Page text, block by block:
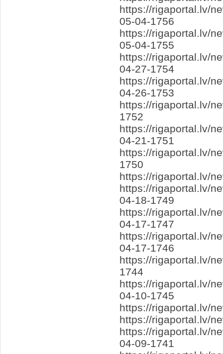
https://rigaportal.lv/
05-04-1756
https://rigaportal.lv/
05-04-1755
https://rigaportal.lv/
04-27-1754
https://rigaportal.lv/
04-26-1753
https://rigaportal.lv/
1752
https://rigaportal.lv/
04-21-1751
https://rigaportal.lv/
1750
https://rigaportal.lv/
https://rigaportal.lv/
04-18-1749
https://rigaportal.lv/
04-17-1747
https://rigaportal.lv/
04-17-1746
https://rigaportal.lv/
1744
https://rigaportal.lv/
04-10-1745
https://rigaportal.lv/
https://rigaportal.lv/
https://rigaportal.lv/
04-09-1741